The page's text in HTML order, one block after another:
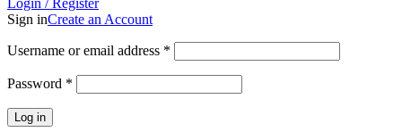
Login / Register
Sign inCreate an Account
Username or email address *
Password *
Log in